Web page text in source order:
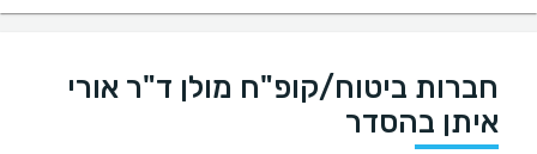
חברות ביטוח/קופ"ח מולן ד"ר אורי
איתן בהסדר